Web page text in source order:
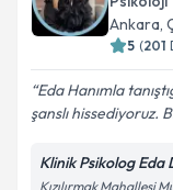
Ankara,
5 (201
Eda Hanımla
şanslı hissediyoruz.
Klinik Psikolog Eda
Kızılırmak Mahallesi